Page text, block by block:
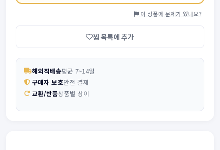
이 상품에 문제가 있나요?
찜 목록에 추가
해외직배송평균 7~14일
구매자 보호안전 결제
교환/반품상품별 상이